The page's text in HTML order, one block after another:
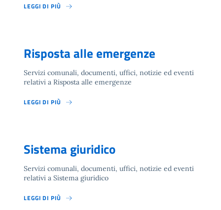
LEGGI DI PIÙ
Risposta alle emergenze
Servizi comunali, documenti, uffici, notizie ed eventi
relativi a Risposta alle emergenze
LEGGI DI PIÙ
Sistema giuridico
Servizi comunali, documenti, uffici, notizie ed eventi
relativi a Sistema giuridico
LEGGI DI PIÙ